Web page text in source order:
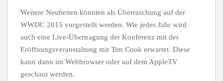
Weitere Neuheiten könnten als Überraschung auf der
WWDC 2015 vorgestellt werden. Wie jedes Jahr wird
auch eine Live-Übertragung der Konferenz mit der
Eröffnungsveranstaltung mit Tim Cook erwartet. Diese
kann dann im Webbrowser oder auf dem AppleTV
geschaut werden.